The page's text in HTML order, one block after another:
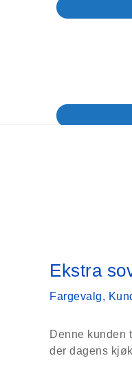
Ekstra
Fargevalg,
Denne kunden
der dagens